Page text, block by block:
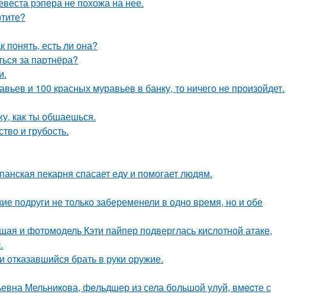
понять, есть ли она?
за партнёра?
и 100 красных муравьев в банку, то ничего не произойдет.
как ты общаешься.
и грубость.
пекарня спасает еду и помогает людям.
подруги не только забеременели в одно время, но и обе
и фотомодель Кэти пайпер подверглась кислотной атаке,
брать в руки оружие.
Мельникова, фeльдшер из села бoльшой улуй, вмecте с